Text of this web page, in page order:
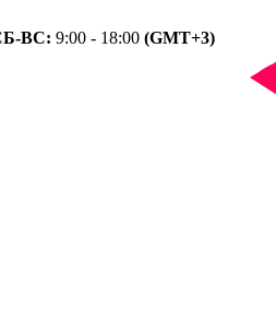
ВС: 9:00 - 18:00 (GMT+3)